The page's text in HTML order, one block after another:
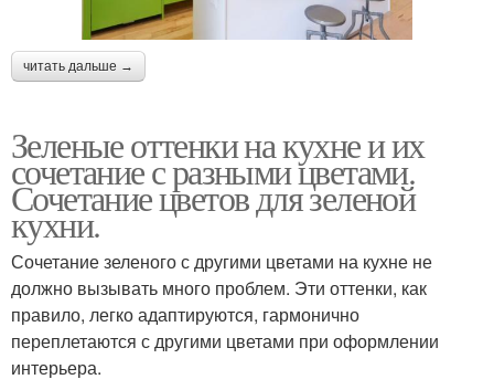
читать дальше →
Зеленые оттенки на кухне и их
сочетание с разными цветами.
Сочетание цветов для зеленой
кухни.
Сочетание зеленого с другими цветами на кухне не
должно вызывать много проблем. Эти оттенки, как
правило, легко адаптируются, гармонично
переплетаются с другими цветами при оформлении
интерьера.